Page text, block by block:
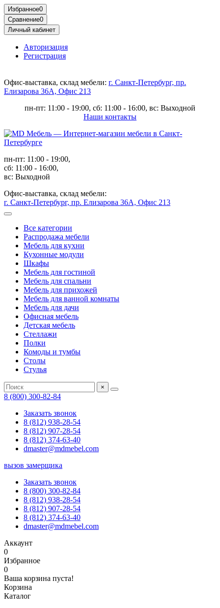
Избранное0
Сравнение0
Личный кабинет
Авторизация
Регистрация
Офис-выставка, склад мебели: г. Санкт-Петербург, пр.
Елизарова 36А, Офис 213
пн-пт: 11:00 - 19:00, сб: 11:00 - 16:00, вс: Выходной
Наши контакты
пн-пт: 11:00 - 19:00,
сб: 11:00 - 16:00,
вс: Выходной
Офис-выставка, склад мебели:
г. Санкт-Петербург, пр. Елизарова 36А, Офис 213
Все категории
Распродажа мебели
Мебель для кухни
Кухонные модули
Шкафы
Мебель для гостиной
Мебель для спальни
Мебель для прихожей
Мебель для ванной комнаты
Мебель для дачи
Офисная мебель
Детская мебель
Стеллажи
Полки
Комоды и тумбы
Столы
Стулья
×
8 (800) 300-82-84
Заказать звонок
8 (812) 938-28-54
8 (812) 907-28-54
8 (812) 374-63-40
dmaster@mdmebel.com
вызов замерщика
Заказать звонок
8 (800) 300-82-84
8 (812) 938-28-54
8 (812) 907-28-54
8 (812) 374-63-40
dmaster@mdmebel.com
Аккаунт
0
Избранное
0
Ваша корзина пуста!
Корзина
Каталог